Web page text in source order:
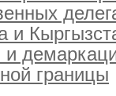
и
границы